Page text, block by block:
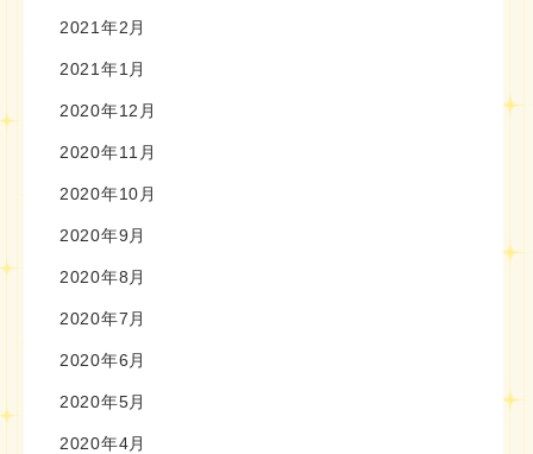
2021年2月
2021年1月
2020年12月
2020年11月
2020年10月
2020年9月
2020年8月
2020年7月
2020年6月
2020年5月
2020年4月